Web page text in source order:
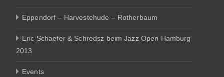
Eppendorf – Harvestehude – Rotherbaum
Eric Schaefer & Schredsz beim Jazz Open Hamburg
2013
Events